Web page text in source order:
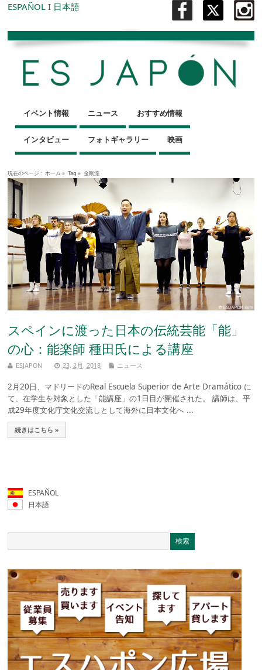
ESPAÑOL I 日本語
イベント情報 ニュース おすすめ情報
インタビュー フォトギャラリー 映画
現在のページ : ホーム » Tag » 金剛流
スペインに渡った日本の伝統芸能「能」
の心：能楽師 種田氏による講座
ESJAPON 23, 2月, 2018 ニュース
2月20日、マドリードのReal Escuela Superior de Arte Dramático に
て、在学生を対象とした「能講座」の1日目が開催された。 講師は、平
成29年度文化庁文化交流しとして海外に日本文化へ ...
続きはこちら »
ESPAÑOL
日本語